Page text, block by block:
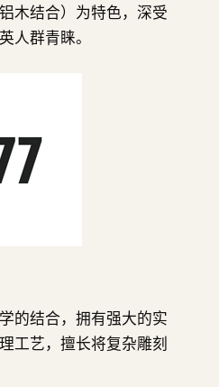
木结合）为特色，深受
人群青睐。
的结合，拥有强大的实
工艺，擅长将复杂雕刻